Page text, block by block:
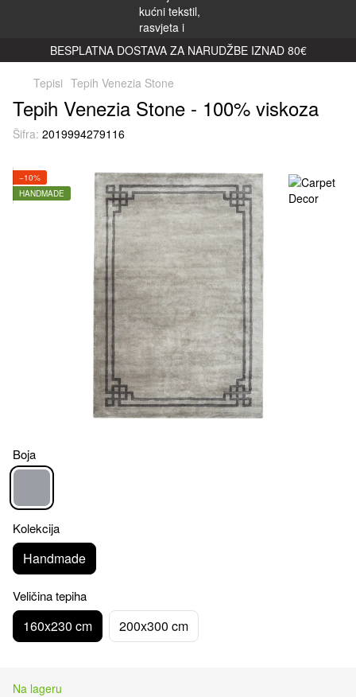
BESPLATNA DOSTAVA ZA NARUDŽBE IZNAD 80€
Tepisi Tepih Venezia Stone
Tepih Venezia Stone - 100% viskoza
Šifra: 2019994279116
−10%
HANDMADE
Boja
Kolekcija
Handmade
Veličina tepiha
160x230 cm 200x300 cm
Na lageru